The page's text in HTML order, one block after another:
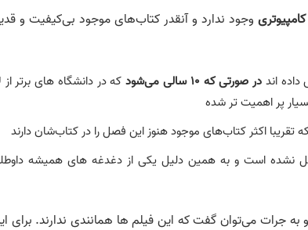
وجود ندارد و آنقدر کتاب‌های موجود بی‌کیفیت و
اند در صورتی که 10 سالی می‌شود
که در دانشگاه های برتر از
پر اهمیت تر شده
اکثر کتاب‌های موجود هنوز این فصل را در کتاب‌شان دارند
نشده است و به همین دلیل یکی از دغدغه های همیشه
جرات می‌توان گفت که این فیلم ها همانندی ندارند. برای